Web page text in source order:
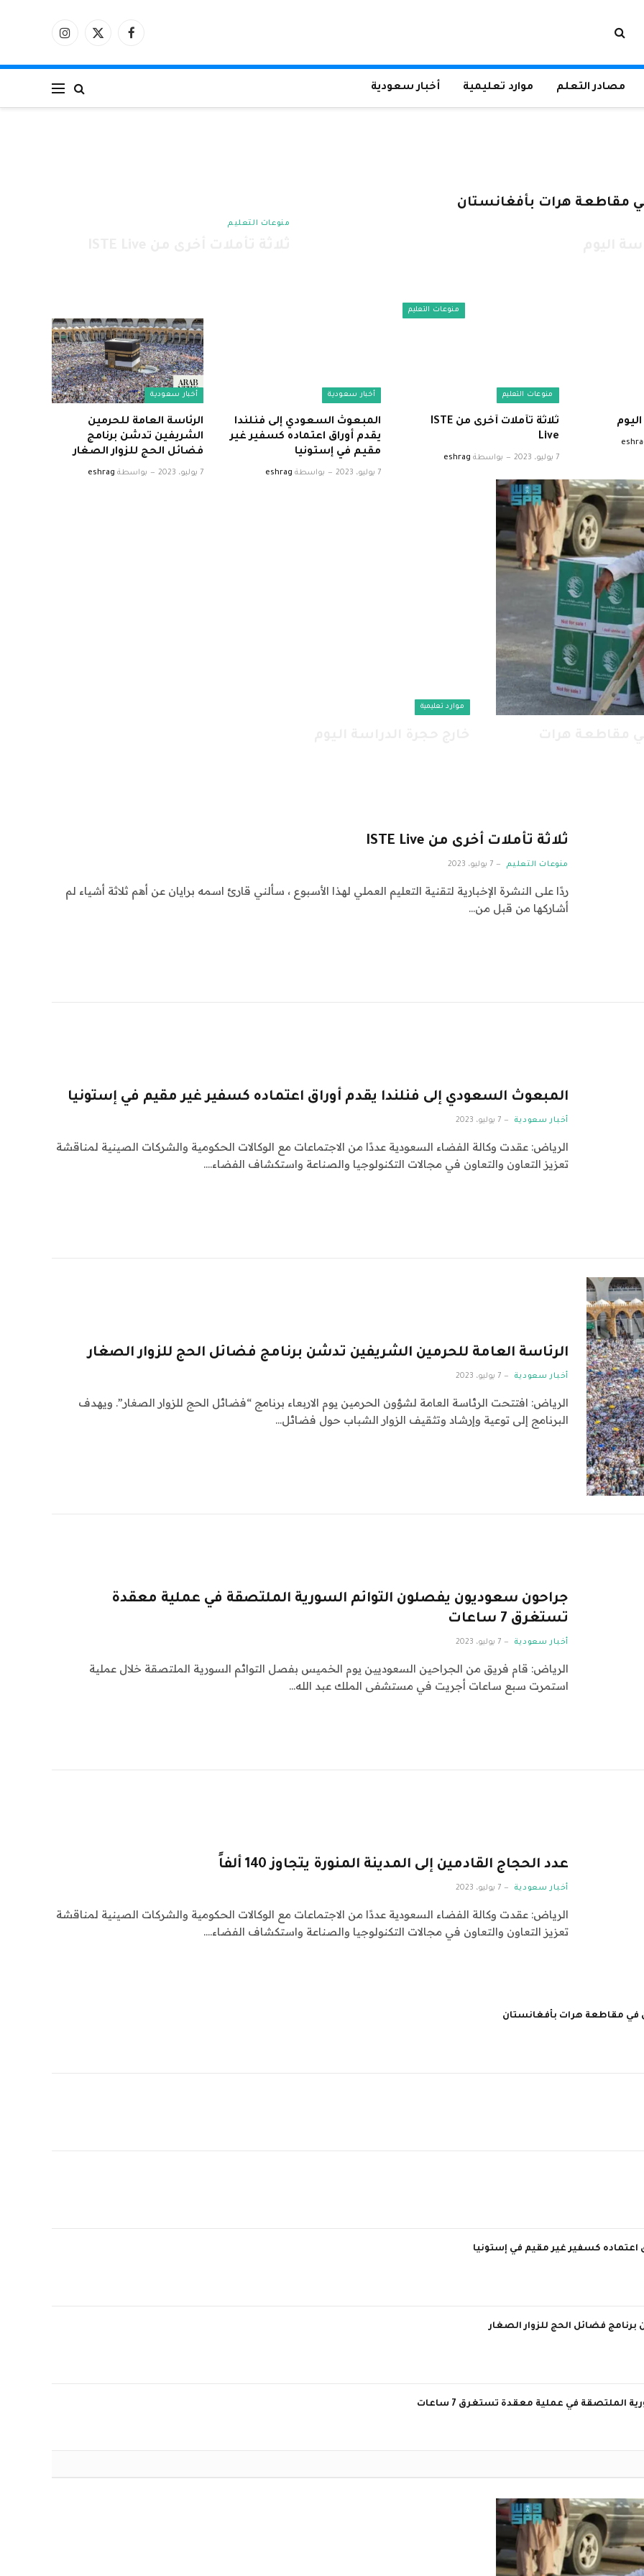
فيسبوكX
الانستغرام
مصادر التعلم موارد تعليمية أخبار سعودية
منوعات التعليم
منوعات التعليم
منوعات التعليم
ثلاثة تأملات أخرى من ISTE
Live
7 يوليو، 2023 بواسطة eshrag
أخبار سعودية
المبعوث السعودي إلى فنلندا
يقدم أوراق اعتماده كسفير غير
مقيم في إستونيا
7 يوليو، 2023 بواسطة eshrag
أخبار سعودية
الرئاسة العامة للحرمين
الشريفين تدشن برنامج
فضائل الحج للزوار الصغار
7 يوليو، 2023 بواسطة eshrag
موارد تعليمية
ثلاثة تأملات أخرى من ISTE Live
منوعات التعليم 7 يوليو، 2023
ردًا على النشرة الإخبارية لتقنية التعليم العملي لهذا الأسبوع ، سألني قارئ اسمه برايان عن أهم ثلاثة أشياء لم
أشاركها من قبل من…
المبعوث السعودي إلى فنلندا يقدم أوراق اعتماده كسفير غير مقيم في إستونيا
أخبار سعودية 7 يوليو، 2023
الرياض: عقدت وكالة الفضاء السعودية عددًا من الاجتماعات مع الوكالات الحكومية والشركات الصينية لمناقشة
تعزيز التعاون والتعاون في مجالات التكنولوجيا والصناعة واستكشاف الفضاء.…
الرئاسة العامة للحرمين الشريفين تدشن برنامج فضائل الحج للزوار الصغار
أخبار سعودية 7 يوليو، 2023
الرياض: افتتحت الرئاسة العامة لشؤون الحرمين يوم الاربعاء برنامج “فضائل الحج للزوار الصغار”. ويهدف
البرنامج إلى توعية وإرشاد وتثقيف الزوار الشباب حول فضائل…
جراحون سعوديون يفصلون التوائم السورية الملتصقة في عملية معقدة
تستغرق 7 ساعات
أخبار سعودية 7 يوليو، 2023
الرياض: قام فريق من الجراحين السعوديين يوم الخميس بفصل التوائم السورية الملتصقة خلال عملية
استمرت سبع ساعات أجريت في مستشفى الملك عبد الله…
عدد الحجاج القادمين إلى المدينة المنورة يتجاوز 140 ألفاً
أخبار سعودية 7 يوليو، 2023
الرياض: عقدت وكالة الفضاء السعودية عددًا من الاجتماعات مع الوكالات الحكومية والشركات الصينية لمناقشة
تعزيز التعاون والتعاون في مجالات التكنولوجيا والصناعة واستكشاف الفضاء.…
اعتماده كسفير غير مقيم في إستونيا
فضائل الحج للزوار الصغار
في عملية معقدة تستغرق 7 ساعات